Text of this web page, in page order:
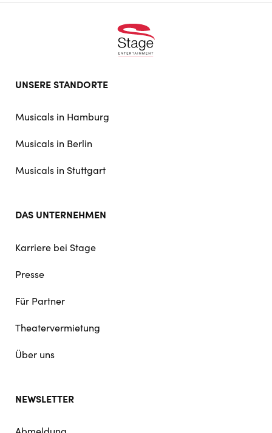
doormat
UNSERE STANDORTE
Musicals in Hamburg
Musicals in Berlin
Musicals in Stuttgart
DAS UNTERNEHMEN
Karriere bei Stage
Presse
Für Partner
Theatervermietung
Über uns
NEWSLETTER